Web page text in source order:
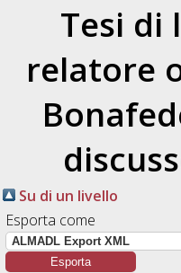
Tesi di
relatore
Su di un livello
Esporta come